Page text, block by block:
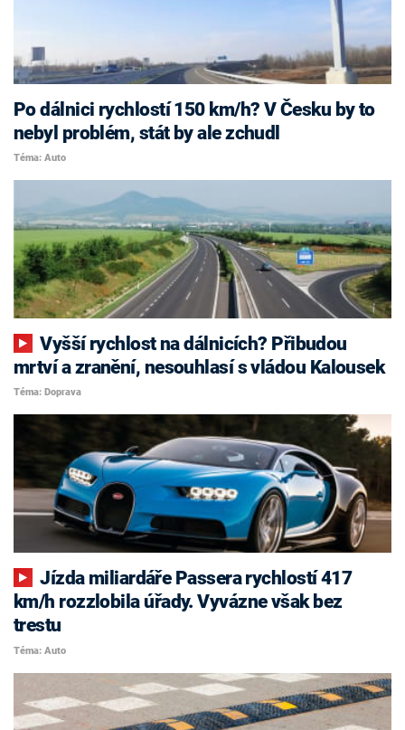
Po dálnici rychlostí 150 km/h? V Česku by to
nebyl problém, stát by ale zchudl
Téma: Auto
Vyšší rychlost na dálnicích? Přibudou
mrtví a zranění, nesouhlasí s vládou Kalousek
Téma: Doprava
Jízda miliardáře Passera rychlostí 417
km/h rozzlobila úřady. Vyvázne však bez
trestu
Téma: Auto